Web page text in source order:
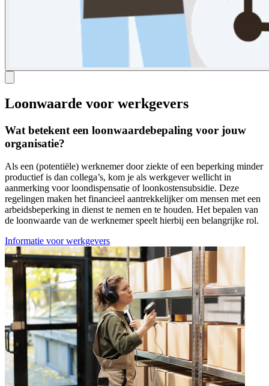
Loonwaarde voor werkgevers
Wat betekent een loonwaardebepaling voor jouw
organisatie?
Als een (potentiële) werknemer door ziekte of een beperking minder
productief is dan collega’s, kom je als werkgever wellicht in
aanmerking voor loondispensatie of loonkostensubsidie. Deze
regelingen maken het financieel aantrekkelijker om mensen met een
arbeidsbeperking in dienst te nemen en te houden. Het bepalen van
de loonwaarde van de werknemer speelt hierbij een belangrijke rol.
Informatie voor werkgevers